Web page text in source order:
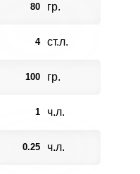
80 гр.
4 ст.л.
100 гр.
1 ч.л.
0.25 ч.л.